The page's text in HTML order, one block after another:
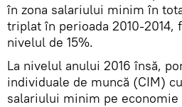
în zona salariului minim în
triplat în perioada 2010-2014,
nivelul de 15%.
La nivelul anului 2016 însă,
individuale de muncă (CIM)
salariului minim pe economie